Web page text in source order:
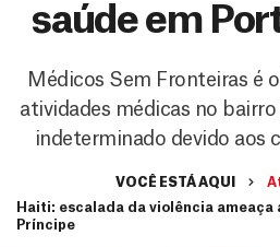
saúde em
Médicos Sem Fronteiras é
atividades médicas no
indeterminado devido aos
VOCÊ ESTÁ AQUI
Haiti: escalada da violência ameaça
Príncipe